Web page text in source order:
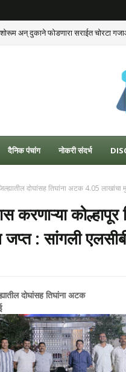
अन् दुकाने फोडणारा सराईत चोरटा
दैनिक पंचांग नोकरी संदर्भ
दोघांसह तिघांना अटक 4.05 लाखांचा
करणाऱ्या कोल्हापूर
: सांगली
दोघांसह तिघांना अटक